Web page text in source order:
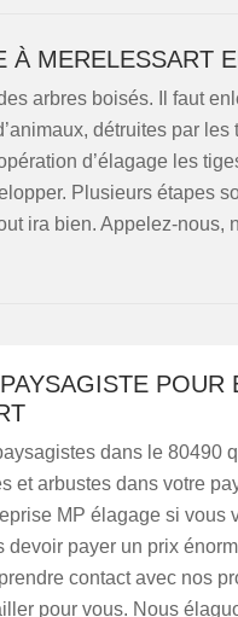
À MERELESSART
arbres boisés. Il faut
détruites par les
d’élagage les
Plusieurs étapes
ira bien. Appelez-nous,
POUR
dans le 80490
et arbustes dans votre
MP élagage si vous
devoir payer un prix
contact avec nos
pour vous. Nous